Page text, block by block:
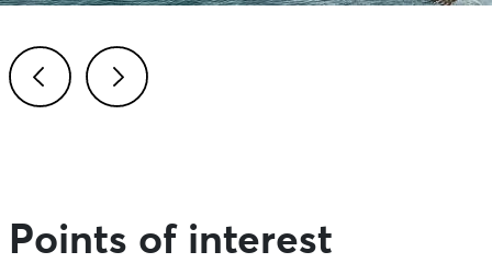
Points of interest